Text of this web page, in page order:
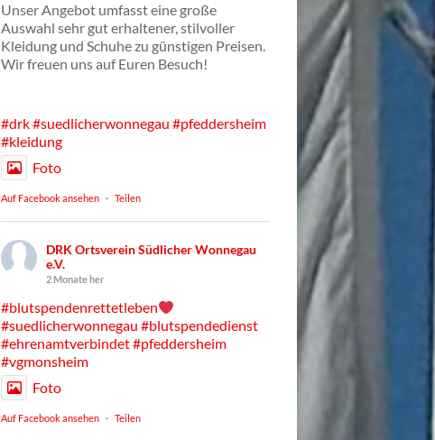
Unser Angebot umfasst eine große
Auswahl sehr gut erhaltener, stilvoller
Kleidung und Schuhe zu günstigen Preisen.
Wir freuen uns auf Euren Besuch!
#drk#suedlicherwonnegau #pfeddersheim
#kleidung
Foto
Auf Facebook ansehen · Teilen
DRK Ortsverein Südlicher Wonnegau
e.V.
2 Monate her
#blutspendenrettetleben
#suedlicherwonnegau #blutspendedienst
#ehrenamtverbindet#pfeddersheim
#vgmonsheim
Foto
Auf Facebook ansehen · Teilen